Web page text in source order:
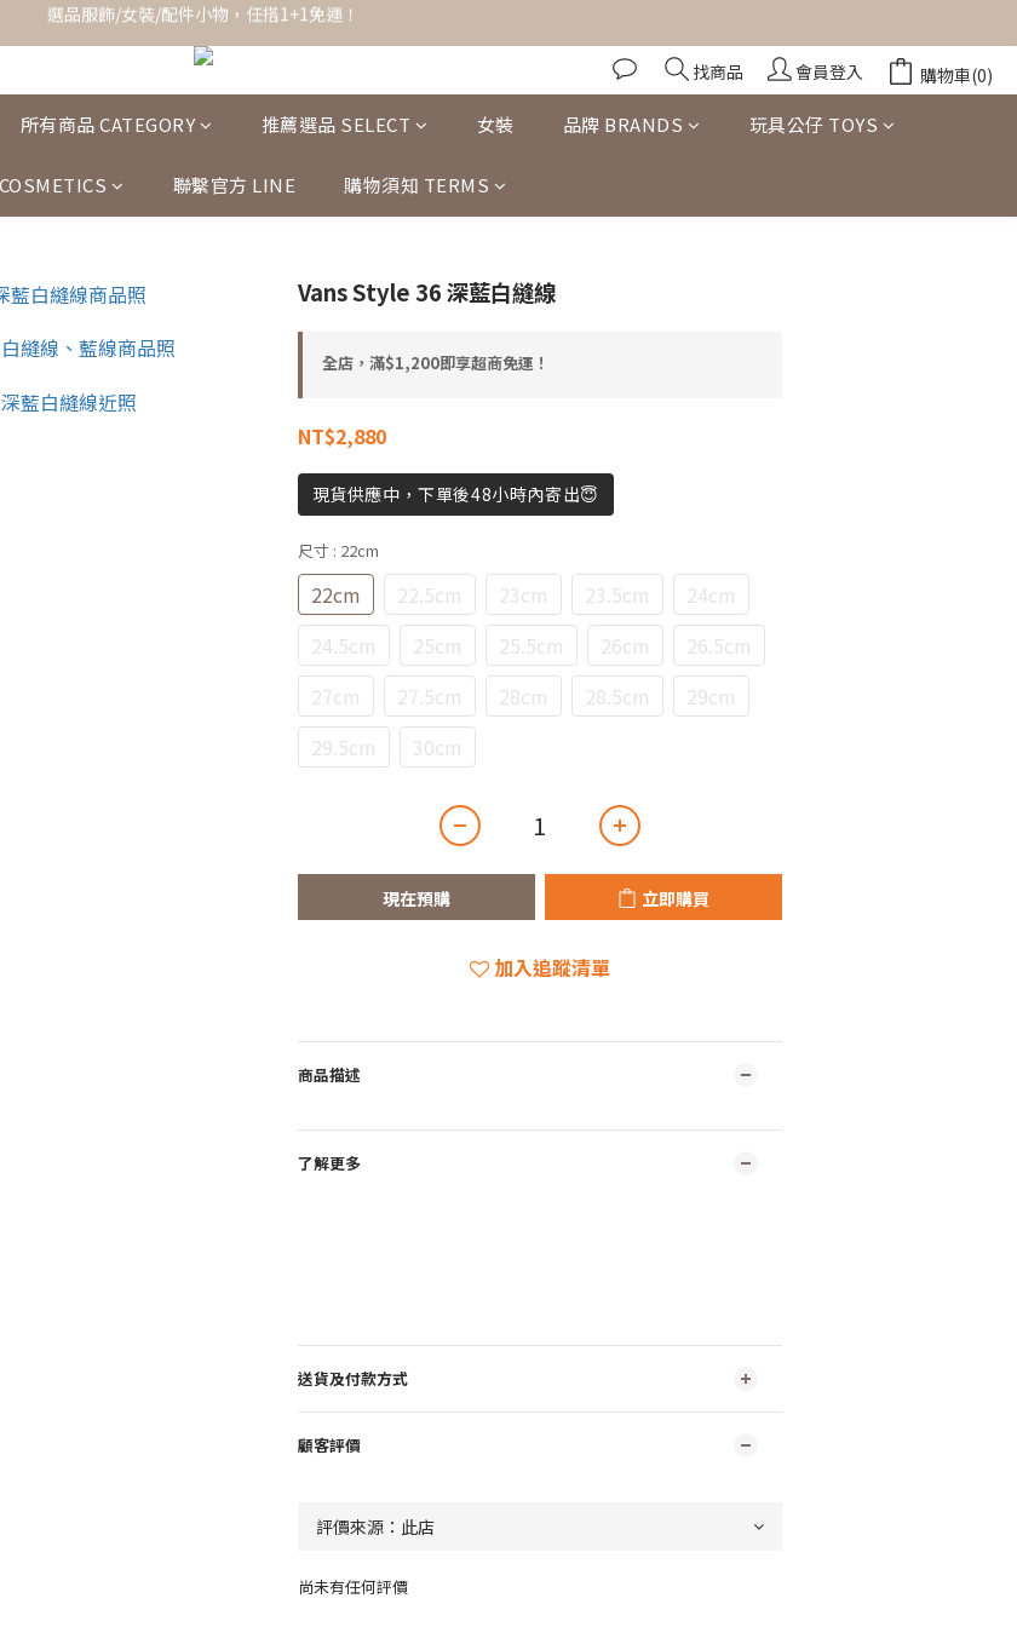
全館滿$1,200即享超商免運！
全館滿$1,200即享超商免運！
找商品 會員登入 購物車(0)
所有商品 CATEGORY 推薦選品 SELECT 女裝 品牌 BRANDS 玩具公仔 TOYS
聯繫官方 LINE 購物須知 TERMS
Vans Style 36 深藍白縫線
全店，滿$1,200即享超商免運！
NT$2,880
現貨供應中，下單後48小時內寄出😇
尺寸 : 22cm
22cm 22.5cm 23cm 23.5cm
24cm
24.5cm
25cm 25.5cm 26cm
26.5cm
27cm
27.5cm 28cm 28.5cm
29cm
29.5cm
30cm
現在預購 立即購買
加入追蹤清單
商品描述
了解更多
送貨及付款方式
顧客評價
尚未有任何評價